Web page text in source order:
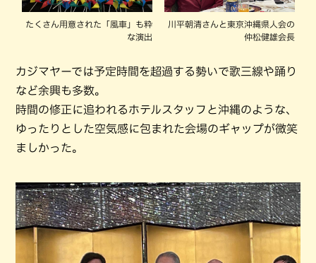
たくさん用意された「風車」も粋
な演出
川平朝清さんと東京沖縄県人会の
仲松健雄会長
カジマヤーでは予定時間を超過する勢いで歌三線や踊り
など余興も多数。
時間の修正に追われるホテルスタッフと沖縄のような、
ゆったりとした空気感に包まれた会場のギャップが微笑
ましかった。